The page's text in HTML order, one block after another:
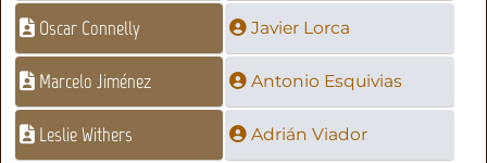
Oscar Connelly Javier Lorca
Marcelo Jiménez Antonio Esquivias
Leslie Withers Adrián Viador